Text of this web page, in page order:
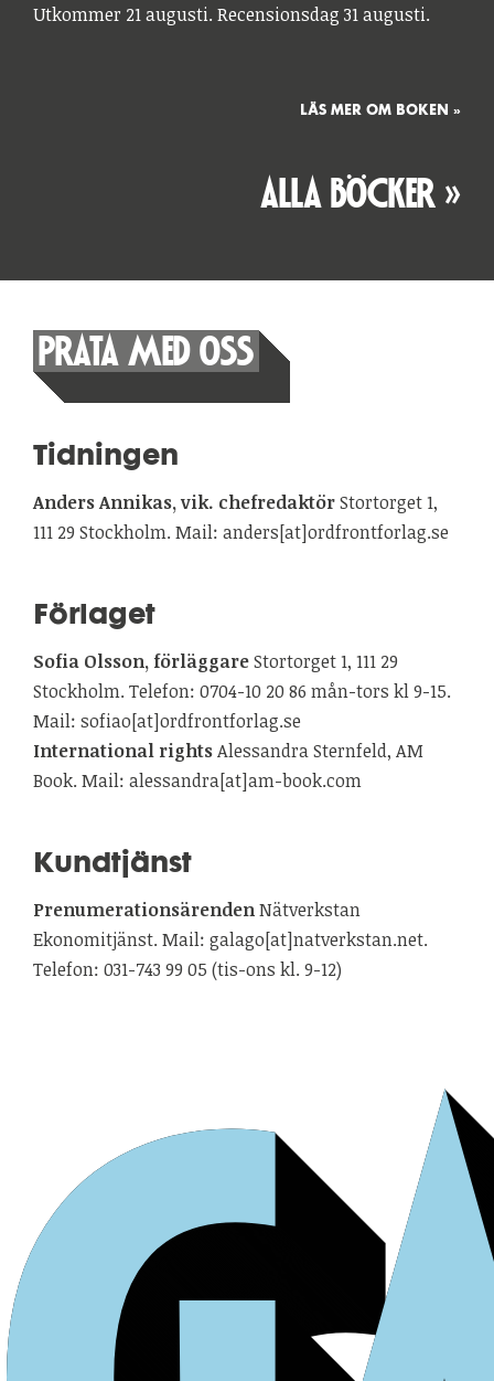
Utkommer 21 augusti. Recensionsdag 31 augusti.
LÄS MER OM BOKEN »
ALLA BÖCKER »
PRATA MED OSS
Tidningen
Anders Annikas, vik. chefredaktörStortorget 1,
111 29 Stockholm. Mail: anders[at]ordfrontforlag.se
Förlaget
Sofia Olsson, förläggareStortorget 1, 111 29
Stockholm. Telefon: 0704-10 20 86 mån-tors kl 9-15.
Mail: sofiao[at]ordfrontforlag.se
International rightsAlessandra Sternfeld, AM
Book. Mail: alessandra[at]am-book.com
Kundtjänst
PrenumerationsärendenNätverkstan
Ekonomitjänst. Mail: galago[at]natverkstan.net.
Telefon: 031-743 99 05 (tis-ons kl. 9-12)